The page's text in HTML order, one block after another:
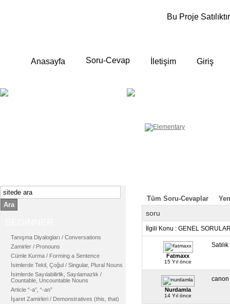
Bu Proje
Anasayfa Soru-Cevap İletişim Giriş
Ara
Tanışma Diyalogları / Conversations
Zamirler / Pronouns
Cümle Kurma / Forming a Sentence
İsimlerde Tekil, Çoğul / Singular, Plural Nouns
İsimlerde Sayılabilirlik, Sayılamazlık /
Countable, Uncountable Nouns
Article “-a”, “-an”
İşaret Zamirleri / Demonstratives (this, that)
Tüm Soru-Cevaplar
soru
İlgili Konu : GENEL
Fatmaxx
15 Yıl önce
Nurdamla
14 Yıl önce
canon